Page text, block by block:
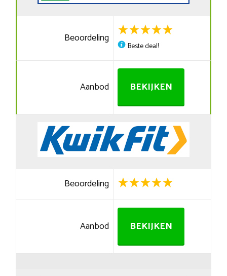
Beoordeling
Beste deal!
Aanbod BEKIJKEN
Beoordeling
Aanbod BEKIJKEN